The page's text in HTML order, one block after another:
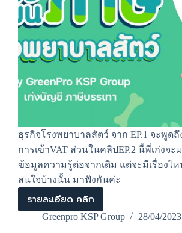
ธุรกิจโรงพยาบาลสัตว์ จาก EP.1 จะพูดถึ
การเข้าVAT ส่วนในคลิปEP.2 นี้พี่เก่งจะ
ข้อมูลความรู้ต่อจากเดิม แต่จะมีเรื่องไ
สนใจบ้างนั้น มาฟังกันค่ะ
รายละเอียด คลิก
ธุรกิจ
โรง
พยาบาล
Greenpro KSP Group 28/04/2023